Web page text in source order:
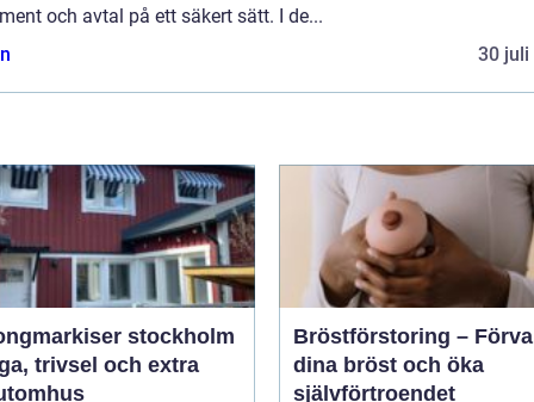
och avtal på ett säkert sätt. I de...
30 juli
stockholm
trivsel och extra
Bröstförstoring –
dina bröst och öka
självförtroendet